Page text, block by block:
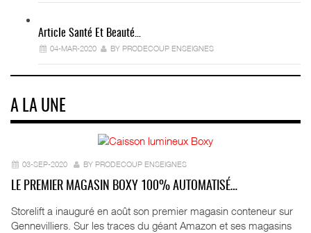
Article Santé Et Beauté…
04-MAR-2020 BY PRODECOUP ENSEIGNES
A LA UNE
03-SEP-2020 BY PRODECOUP ENSEIGNES
LE PREMIER MAGASIN BOXY 100% AUTOMATISÉ…
Storelift a inauguré en août son premier magasin conteneur sur
Gennevilliers. Sur les traces du géant Amazon et ses magasins